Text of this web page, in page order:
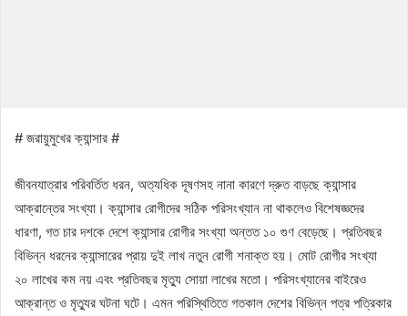
# জরায়ুমুখের ক্যান্সার #
জীবনযাত্রার পরিবর্তিত ধরন, অত্যধিক দূষণসহ নানা কারণে দ্রুত বাড়ছে ক্যান্সার
আক্রান্তের সংখ্যা। ক্যান্সার রোগীদের সঠিক পরিসংখ্যান না থাকলেও বিশেষজ্ঞদের
ধারণা, গত চার দশকে দেশে ক্যান্সার রোগীর সংখ্যা অন্তত ১০ গুণ বেড়েছে। প্রতিবছর
বিভিন্ন ধরনের ক্যান্সারের প্রায় দুই লাখ নতুন রোগী শনাক্ত হয়। মোট রোগীর সংখ্যা
২০ লাখের কম নয় এবং প্রতিবছর মৃত্যু সোয়া লাখের মতো। পরিসংখ্যানের বাইরেও
আক্রান্ত ও মৃত্যুর ঘটনা ঘটে। এমন পরিস্থিতিতে গতকাল দেশের বিভিন্ন পত্র পত্রিকার